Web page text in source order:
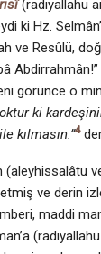
(radıyallahu
ki Hz.
ve Resûlü,
görünce o
ki
kılmasın.”4
(aleyhissalâtu
ve derin
maddi